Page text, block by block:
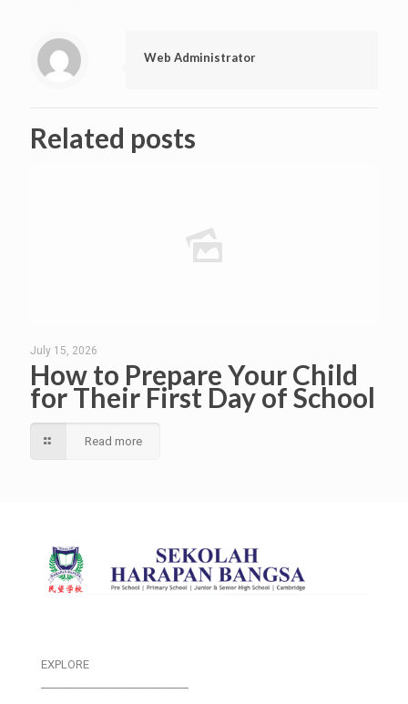
Web Administrator
Related posts
July 15, 2026
How to Prepare Your Child
for Their First Day of School
Read more
EXPLORE